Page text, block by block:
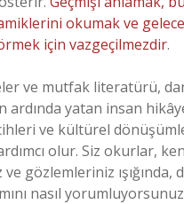
okumak ve
için vazgeçilmezdir.
ve mutfak literatürü,
ardında yatan insan
ve kültürel
olur. Siz okurlar,
gözlemleriniz ışığında,
nasıl